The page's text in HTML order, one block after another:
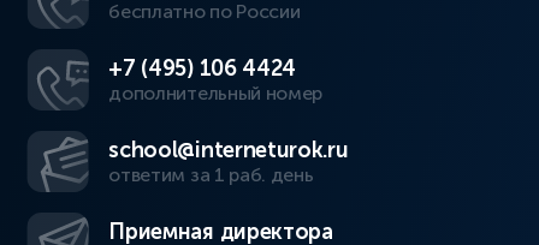
бесплатно по России
+7 (495) 106 4424
дополнительный номер
school@interneturok.ru
ответим за 1 раб. день
Приемная директора